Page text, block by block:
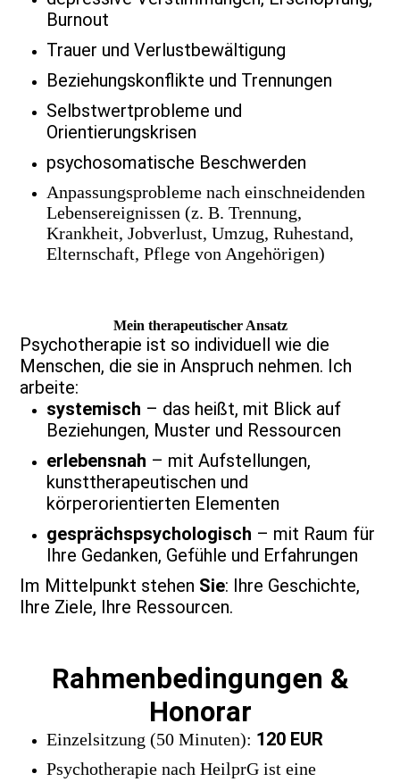
Burnout
Trauer und Verlustbewältigung
Beziehungskonflikte und Trennungen
Selbstwertprobleme und
Orientierungskrisen
psychosomatische Beschwerden
Anpassungsprobleme nach einschneidenden
Lebensereignissen (z. B. Trennung,
Krankheit, Jobverlust, Umzug, Ruhestand,
Elternschaft, Pflege von Angehörigen)
Mein therapeutischer Ansatz
Psychotherapie ist so individuell wie die
Menschen, die sie in Anspruch nehmen. Ich
arbeite:
systemisch – das heißt, mit Blick auf
Beziehungen, Muster und Ressourcen
erlebensnah – mit Aufstellungen,
kunsttherapeutischen und
körperorientierten Elementen
gesprächspsychologisch – mit Raum für
Ihre Gedanken, Gefühle und Erfahrungen
Im Mittelpunkt stehen Sie: Ihre Geschichte,
Ihre Ziele, Ihre Ressourcen.
Rahmenbedingungen &
Honorar
Einzelsitzung (50 Minuten): 120 EUR
Psychotherapie nach HeilprG ist eine